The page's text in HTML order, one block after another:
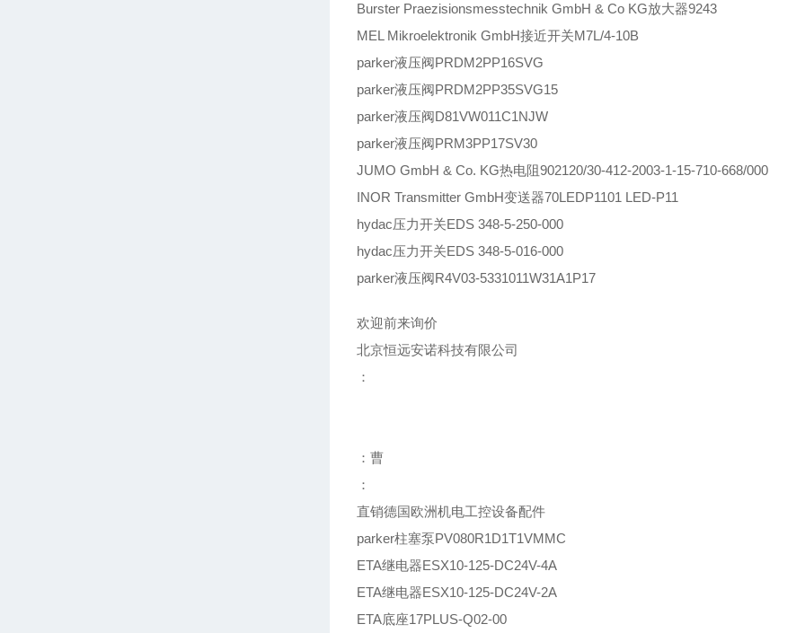
Burster Praezisionsmesstechnik GmbH & Co KG放大器9243
MEL Mikroelektronik GmbH接近开关M7L/4-10B
parker液压阀PRDM2PP16SVG
parker液压阀PRDM2PP35SVG15
parker液压阀D81VW011C1NJW
parker液压阀PRM3PP17SV30
JUMO GmbH & Co. KG热电阻902120/30-412-2003-1-15-710-668/000
INOR Transmitter GmbH变送器70LEDP1101 LED-P11
hydac压力开关EDS 348-5-250-000
hydac压力开关EDS 348-5-016-000
parker液压阀R4V03-5331011W31A1P17
欢迎前来询价
北京恒远安诺科技有限公司
：
：曹
：
直销德国欧洲机电工控设备配件
parker柱塞泵PV080R1D1T1VMMC
ETA继电器ESX10-125-DC24V-4A
ETA继电器ESX10-125-DC24V-2A
ETA底座17PLUS-Q02-00